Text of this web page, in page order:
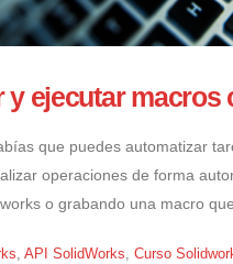
ejecutar macros
que puedes automatizar
operaciones de forma
o grabando una macro que
,API SolidWorks,Curso